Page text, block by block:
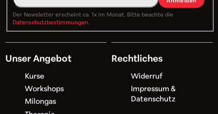
Der Newsletter erscheint ca. 1x im Monat. Bitte beachte die
Datenschutzbestimmungen.
Unser Angebot
Kurse
Workshops
Milongas
Rechtliches
Widerruf
Impressum &
Datenschutz